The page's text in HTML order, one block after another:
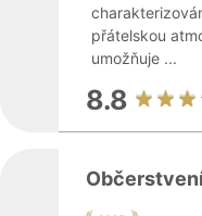
přátelskou
umožňuje ...
8.8